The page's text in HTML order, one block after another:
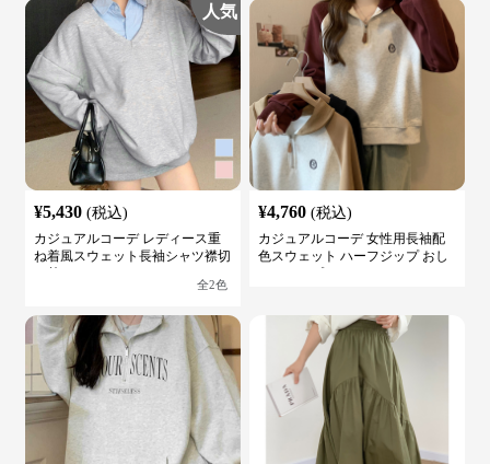
人気
¥5,430 (税込)
カジュアルコーデ レディース重
ね着風スウェット長袖シャツ襟切
全2色
¥4,760 (税込)
カジュアルコーデ 女性用長袖配
色スウェット ハーフジップ おし